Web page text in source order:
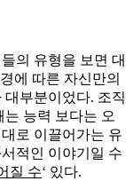
의 유형을 보면 대
에 따른 자신만의
부분이었다. 조직
능력 보다는 오
로 이끌어가는 유
적인 이야기일 수
질 수‘ 있다.